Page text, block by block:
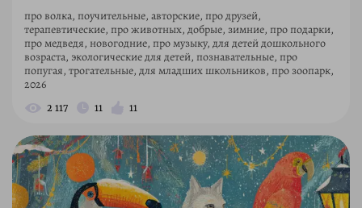
про волка, поучительные, авторские, про друзей,
терапевтические, про животных, добрые, зимние, про подарки,
про медведя, новогодние, про музыку, для детей дошкольного
возраста, экологические для детей, познавательные, про
попугая, трогательные, для младших школьников, про зоопарк,
2026
2 117 11 11